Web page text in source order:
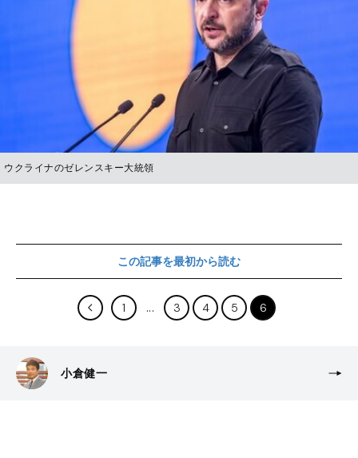
ウクライナのゼレンスキー大統領
この記事を最初から読む
1 3 4 5 6
小倉健一